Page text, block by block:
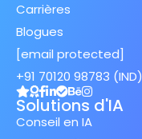
Carrières
Blogues
[email protected]
+91 70120 98783 (IND)
Solutions d'IA
Conseil en IA